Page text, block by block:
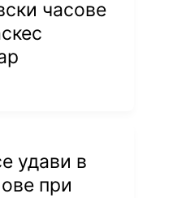
часове
удави в
при